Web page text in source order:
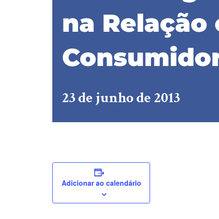
na Relação
23 de junho de 2013
Adicionar ao calendário